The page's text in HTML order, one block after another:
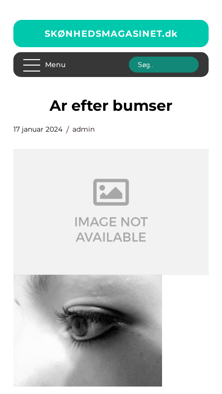
SKØNHEDSMAGASINET.dk
Menu
ar efter bumser
17 januar 2024 admin